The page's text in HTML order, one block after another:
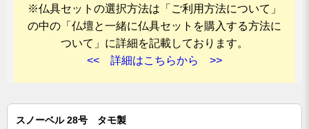
※仏具セットの選択方法は「ご利用方法について」
の中の「仏壇と一緒に仏具セットを購入する方法に
ついて」に詳細を記載しております。
<< 詳細はこちらから >>
スノーベル 28号 タモ製